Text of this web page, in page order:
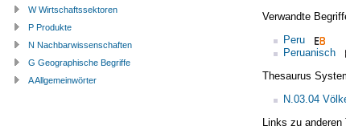
Verwandte
Peru
Peruanisch
Thesaurus
N.03.04
Links zu anderen
W Wirtschaftssektoren
P Produkte
N Nachbarwissenschaften
G Geographische Begriffe
A Allgemeinwörter